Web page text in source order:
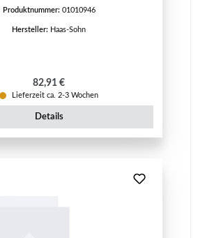
Produktnummer: 01010946
Hersteller: Haas-Sohn
Regulärer Preis:
82,91 €
Lieferzeit ca. 2-3 Wochen
Details